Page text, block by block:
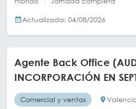
Actualizada: 04/08/2026
Agente Back Office
INCORPORACIÓN EN
Comercial y ventas